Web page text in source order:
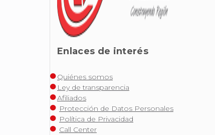
Enlaces de interés
Quiénes somos
Ley de transparencia
Afiliados
Protección de Datos Personales
Política de Privacidad
Call Center